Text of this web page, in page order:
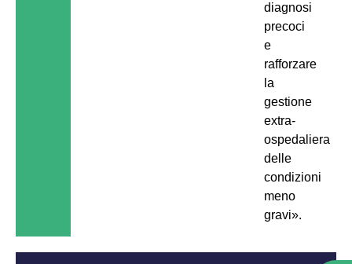
diagnosi
precoci
e
rafforzare
la
gestione
extra-
ospedaliera
delle
condizioni
meno
gravi».